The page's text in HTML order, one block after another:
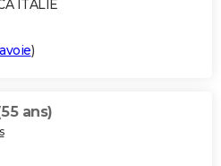
ITALIE
)
ans)